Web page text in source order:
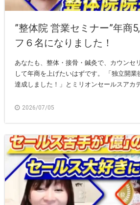
”整体院 営業セミナー”年商
フ６名になりました！
あなたも、整体・接骨・鍼灸で、カウンセ
して年商を上げたいはずです。 「独立開業
達成しました！」とミリオンセールスアカ
2026/07/05